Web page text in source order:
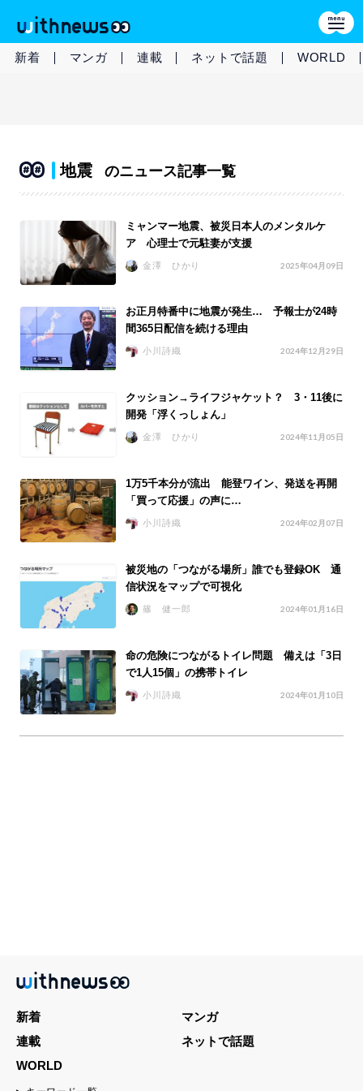
新着 マンガ 連載 ネットで話題 WORLD
地震 のニュース記事一覧
ミャンマー地震、被災日本人のメンタルケ
ア 心理士で元駐妻が支援
金澤 ひかり 2025年04月09日
お正月特番中に地震が発生… 予報士が24時
間365日配信を続ける理由
小川詩織 2024年12月29日
クッション→ライフジャケット？ 3・11後に
開発「浮くっしょん」
金澤 ひかり 2024年11月05日
1万5千本分が流出 能登ワイン、発送を再開
「買って応援」の声に…
小川詩織 2024年02月07日
被災地の「つながる場所」誰でも登録OK 通
信状況をマップで可視化
篠 健一郎 2024年01月16日
命の危険につながるトイレ問題 備えは「3日
で1人15個」の携帯トイレ
小川詩織 2024年01月10日
新着
マンガ
連載
ネットで話題
WORLD